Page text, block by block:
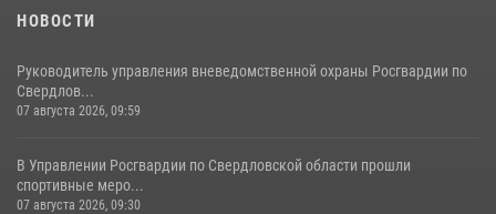
НОВОСТИ
Руководитель управления вневедомственной охраны Росгвардии по
Свердлов...
07 августа 2026, 09:59
В Управлении Росгвардии по Свердловской области прошли
спортивные меро...
07 августа 2026, 09:30